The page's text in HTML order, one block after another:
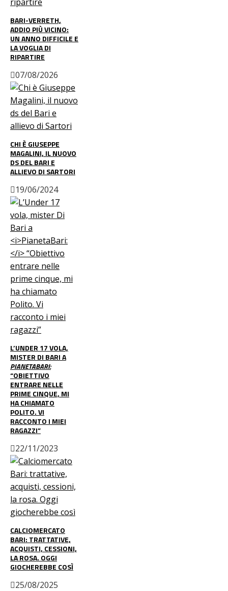
BARI-VERRETH,
ADDIO PIÙ VICINO:
UN ANNO DIFFICILE E
LA VOGLIA DI
RIPARTIRE
07/08/2026
CHI È GIUSEPPE
MAGALINI, IL NUOVO
DS DEL BARI E
ALLIEVO DI SARTORI
19/06/2024
L’UNDER 17 VOLA,
MISTER DI BARI A
PIANETABARI:
“OBIETTIVO
ENTRARE NELLE
PRIME CINQUE, MI
HA CHIAMATO
POLITO. VI
RACCONTO I MIEI
RAGAZZI”
22/11/2023
CALCIOMERCATO
BARI: TRATTATIVE,
ACQUISTI, CESSIONI,
LA ROSA. OGGI
GIOCHEREBBE COSÌ
25/08/2025